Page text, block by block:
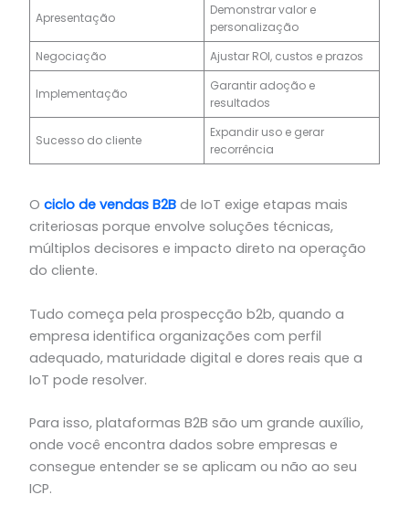
Apresentação
Demonstrar valor e
personalização
Negociação
Ajustar ROI, custos e prazos
Implementação
Garantir adoção e
resultados
Sucesso do cliente
Expandir uso e gerar
recorrência
O ciclo de vendas B2Bde IoT exige etapas mais
criteriosas porque envolve soluções técnicas,
múltiplos decisores e impacto direto na operação
do cliente.
Tudo começa pela prospecção b2b, quando a
empresa identifica organizações com perfil
adequado, maturidade digital e dores reais que a
IoT pode resolver.
Para isso, plataformas B2B são um grande auxílio,
onde você encontra dados sobre empresas e
consegue entender se se aplicam ou não ao seu
ICP.